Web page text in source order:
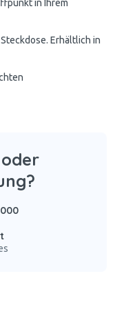
in Ihrem
Erhältlich in